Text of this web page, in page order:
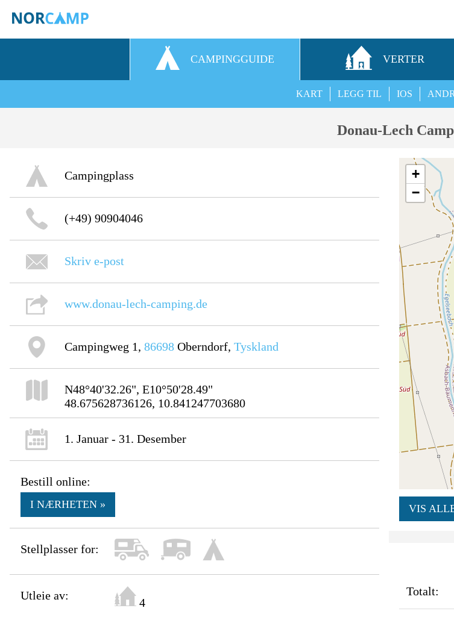
CAMPINGGUIDE VERTER
IOS
LEGG TIL
KART
Donau-Lech
Campingplass
(+49) 90904046
Skriv e-post
www.donau-lech-camping.de
Campingweg 1,86698 Oberndorf,Tyskland
N48°40'32.26", E10°50'28.49"
48.675628736126, 10.841247703680
1. Januar - 31. Desember
Bestill online:
I NÆRHETEN »
Stellplasser for:
Utleie av:
4
+
−
VIS
Totalt: